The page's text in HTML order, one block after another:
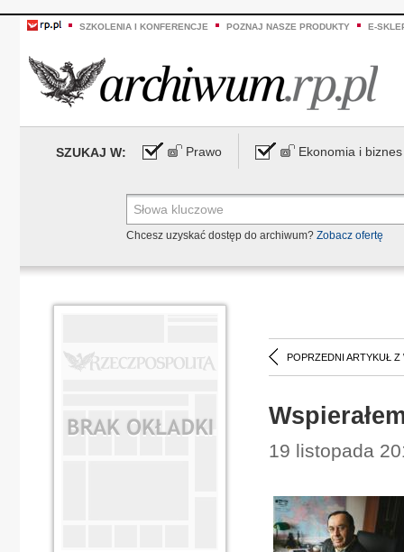
SZKOLENIA I KONFERENCJE POZNAJ NASZE PRODUKTY E-
SZUKAJ W: Prawo Ekonomia i biznes
Chcesz uzyskać dostęp do archiwum? Zobacz ofertę
POPRZEDNI ARTYKUŁ Z
19 listopada